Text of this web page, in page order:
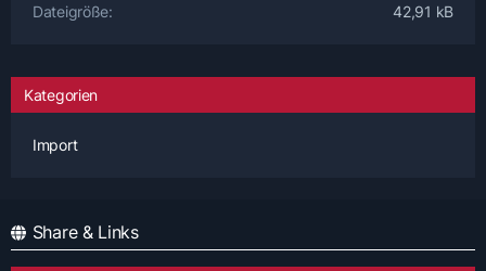
Dateigröße
42,91 kB
Kategorien
Import
Share & Links